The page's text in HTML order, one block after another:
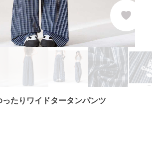
たりワイドタータンパンツ